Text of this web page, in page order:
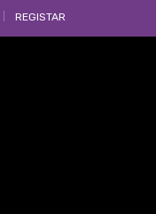
REGISTAR